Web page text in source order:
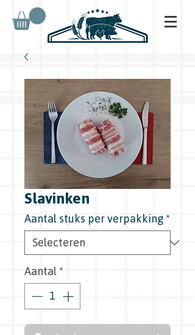
Slavinken
Aantal stuks per verpakking *
Aantal *